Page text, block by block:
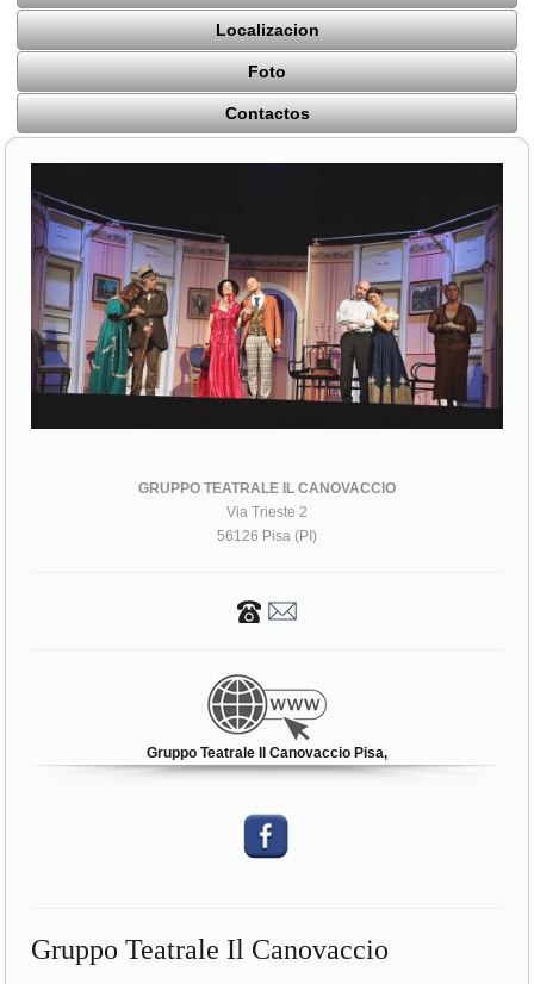
Localizacion
Foto
Contactos
GRUPPO TEATRALE IL CANOVACCIO
Via Trieste 2
56126 Pisa (PI)
Gruppo Teatrale Il Canovaccio Pisa,
Gruppo Teatrale Il Canovaccio